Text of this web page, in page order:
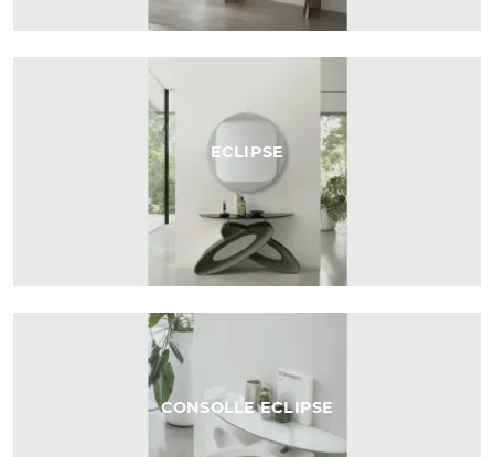
ECLIPSE
CONSOLLE ECLIPSE